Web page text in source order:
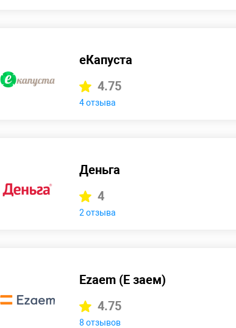
еКапуста
4.75
4 отзыва
Деньга
4
2 отзыва
Ezaem (Е заем)
4.75
8 отзывов